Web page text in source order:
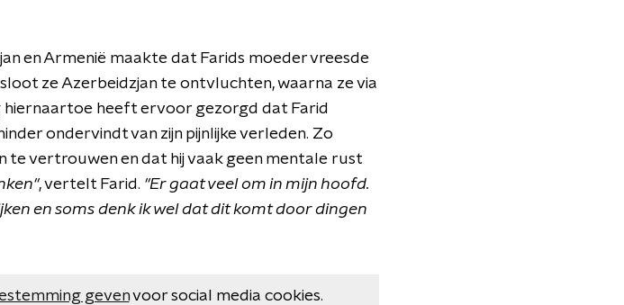
en Armenië maakte dat Farids moeder vreesde
ze Azerbeidzjan te ontvluchten, waarna ze via
hiernaartoe heeft ervoor gezorgd dat Farid
ondervindt van zijn pijnlijke verleden. Zo
te vertrouwen en dat hij vaak geen mentale rust
, vertelt Farid. "Er gaat veel om in mijn hoofd.
en soms denk ik wel dat dit komt door dingen
gevenvoor social media cookies.